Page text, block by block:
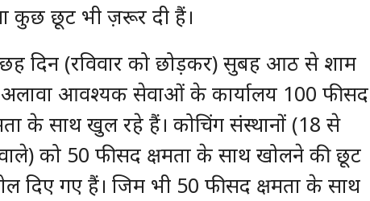
कुछ छूट भी ज़रूर दी हैं।
दिन (रविवार को छोड़कर) सुबह आठ से शाम
आवश्यक सेवाओं के कार्यालय 100 फीसद
के साथ खुल रहे हैं। कोचिंग संस्थानों (18 से
को 50 फीसद क्षमता के साथ खोलने की छूट
दिए गए हैं। जिम भी 50 फीसद क्षमता के साथ